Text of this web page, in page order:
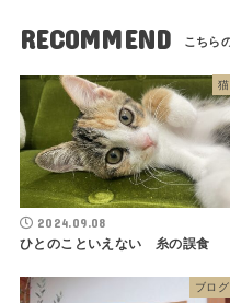
RECOMMEND
猫
2024.09.08
ひとのこといえない 糸の誤食
ブログ